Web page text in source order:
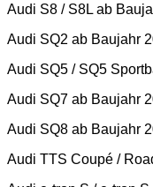
Audi S8 / S8L ab
Audi SQ2 ab Baujahr
Audi SQ5 / SQ5
Audi SQ7 ab Baujahr
Audi SQ8 ab Baujahr
Audi TTS Coupé /